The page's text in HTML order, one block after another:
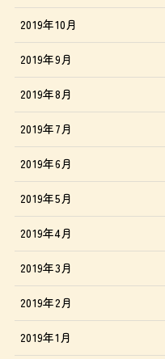
2019年10月
2019年9月
2019年8月
2019年7月
2019年6月
2019年5月
2019年4月
2019年3月
2019年2月
2019年1月